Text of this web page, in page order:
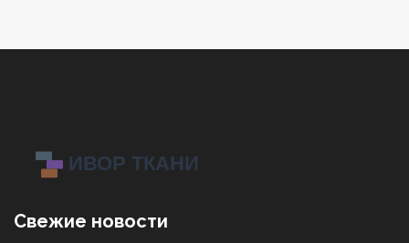
Свежие новости